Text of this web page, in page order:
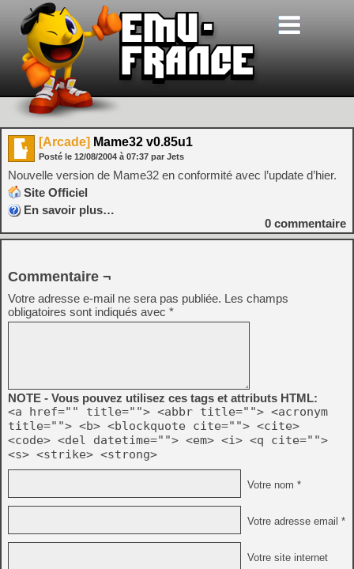
[Arcade] Mame32 v0.85u1
Posté le 12/08/2004 à 07:37 par Jets
Nouvelle version de Mame32 en conformité avec l’update d’hier.
Site Officiel
En savoir plus…
0 commentaire
Commentaire ¬
Votre adresse e-mail ne sera pas publiée. Les champs
obligatoires sont indiqués avec *
NOTE - Vous pouvez utilisez ces tags et attributs HTML:
<a href="" title=""> <abbr title=""> <acronym
title=""> <b> <blockquote cite=""> <cite>
<code> <del datetime=""> <em> <i> <q cite="">
<s> <strike> <strong>
Votre nom *
Votre adresse email *
Votre site internet